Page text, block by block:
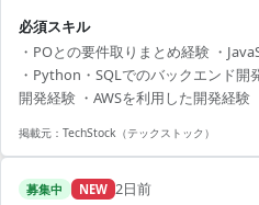
必須スキル
・POとの要件取りまとめ経験 ・
・Python・SQLでのバックエンド
開発経験 ・AWSを利用した開発経験
掲載元： TechStock（テックストック）
募集中 NEW 2日前